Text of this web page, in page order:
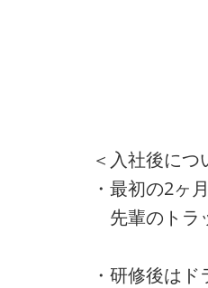
＜入社後につ
・最初の2ヶ
先輩のトラ
・研修後はド